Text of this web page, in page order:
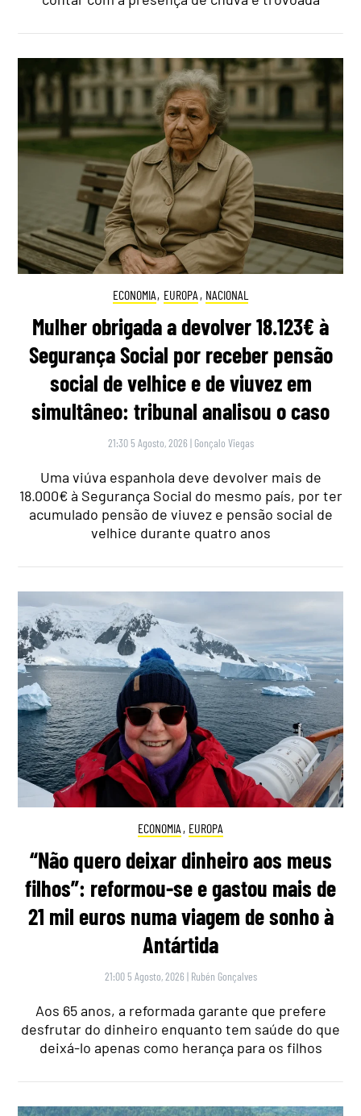
ECONOMIA, EUROPA , NACIONAL
Mulher obrigada a devolver 18.123€ à
Segurança Social por receber pensão
social de velhice e de viuvez em
simultâneo: tribunal analisou o caso
21:30 5 Agosto, 2026 | Gonçalo Viegas
Uma viúva espanhola deve devolver mais de
18.000€ à Segurança Social do mesmo país, por ter
acumulado pensão de viuvez e pensão social de
velhice durante quatro anos
ECONOMIA , EUROPA
“Não quero deixar dinheiro aos meus
filhos”: reformou-se e gastou mais de
21 mil euros numa viagem de sonho à
Antártida
21:00 5 Agosto, 2026 | Rubén Gonçalves
Aos 65 anos, a reformada garante que prefere
desfrutar do dinheiro enquanto tem saúde do que
deixá-lo apenas como herança para os filhos